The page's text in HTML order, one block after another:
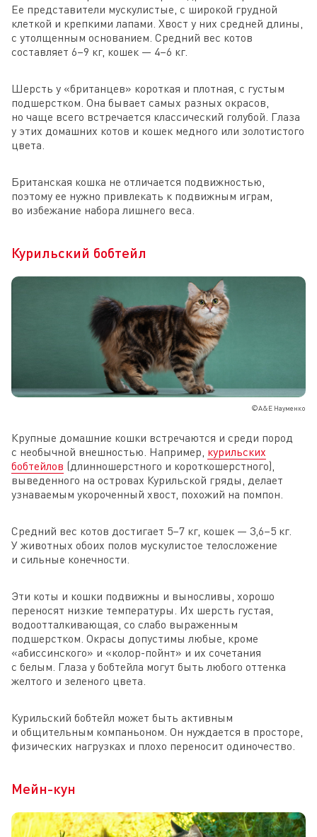
Ее представители мускулистые, с широкой грудной
клеткой и крепкими лапами. Хвост у них средней длины,
с утолщенным основанием. Средний вес котов
составляет 6–9 кг, кошек — 4–6 кг.
Шерсть у «британцев» короткая и плотная, с густым
подшерстком. Она бывает самых разных окрасов,
но чаще всего встречается классический голубой. Глаза
у этих домашних котов и кошек медного или золотистого
цвета.
Британская кошка не отличается подвижностью,
поэтому ее нужно привлекать к подвижным играм,
во избежание набора лишнего веса.
Курильский бобтейл
©А&Е Науменко
Крупные домашние кошки встречаются и среди пород
с необычной внешностью. Например, курильских
бобтейлов (длинношерстного и короткошерстного),
выведенного на островах Курильской гряды, делает
узнаваемым укороченный хвост, похожий на помпон.
Средний вес котов достигает 5–7 кг, кошек — 3,6–5 кг.
У животных обоих полов мускулистое телосложение
и сильные конечности.
Эти коты и кошки подвижны и выносливы, хорошо
переносят низкие температуры. Их шерсть густая,
водоотталкивающая, со слабо выраженным
подшерстком. Окрасы допустимы любые, кроме
«абиссинского» и «колор-пойнт» и их сочетания
с белым. Глаза у бобтейла могут быть любого оттенка
желтого и зеленого цвета.
Курильский бобтейл может быть активным
и общительным компаньоном. Он нуждается в просторе,
физических нагрузках и плохо переносит одиночество.
Мейн-кун